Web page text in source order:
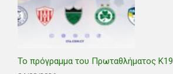
Το πρόγραμμα του Πρωταθλήματος Κ19